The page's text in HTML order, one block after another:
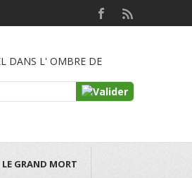
DANS L' OMBRE DE
LE GRAND MORT